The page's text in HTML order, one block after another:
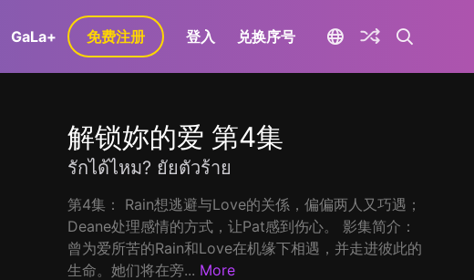
GaLa+ 免费注册 登入 兑换序号
解锁妳的爱 第4集
รักได้ไหม? ยัยตัวร้าย
第4集： Rain想逃避与Love的关係，偏偏两人又巧遇；
Deane处理感情的方式，让Pat感到伤心。 影集简介：
曾为爱所苦的Rain和Love在机缘下相遇，并走进彼此的
生命。她们将在旁... More